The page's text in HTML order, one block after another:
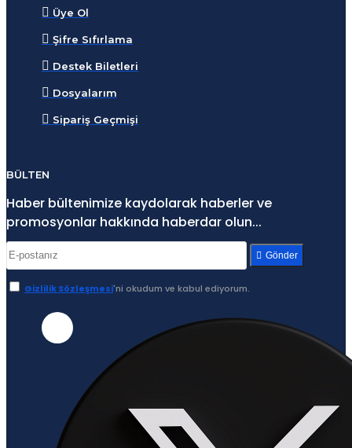
Üye Ol
Şifre Sıfırlama
Destek Biletleri
Dosyalarım
Sipariş Geçmişi
BÜLTEN
Haber bültenimize kaydolarak haberler ve
promosyonlar hakkında haberdar olun...
Gönder
Gizlilik Sözleşmesi'ni okudum ve kabul ediyorum.